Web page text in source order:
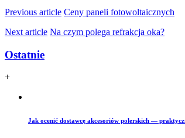
Previous article Ceny paneli fotowoltaicznych
Next article Na czym polega refrakcja oka?
Ostatnie
+
Jak ocenić dostawcę akcesoriów polerskich —